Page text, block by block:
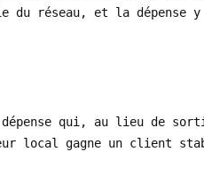
du réseau, et la dépense
dépense qui, au lieu de
local gagne un client